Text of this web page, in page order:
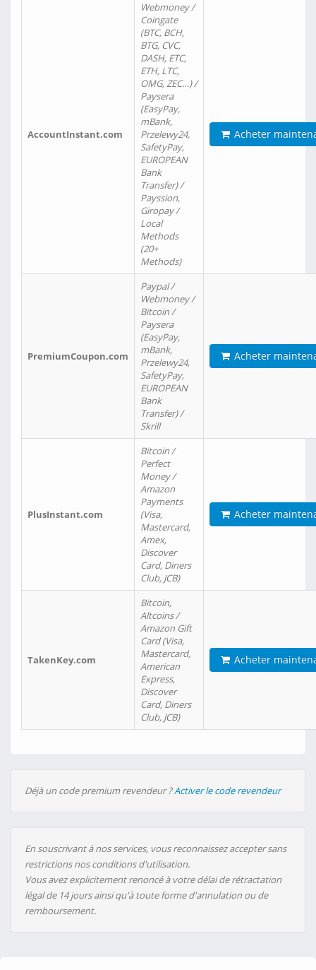
AccountInstant.com
Webmoney /
Coingate
(BTC, BCH,
BTG, CVC,
DASH, ETC,
ETH, LTC,
OMG, ZEC…) /
Paysera
(EasyPay,
mBank,
Przelewy24,
SafetyPay,
EUROPEAN
Bank
Transfer) /
Payssion,
Giropay /
Local
Methods
(20+
Methods)
Acheter
PremiumCoupon.com
Paypal /
Webmoney /
Bitcoin /
Paysera
(EasyPay,
mBank,
Przelewy24,
SafetyPay,
EUROPEAN
Bank
Transfer) /
Skrill
Acheter
PlusInstant.com
Bitcoin /
Perfect
Money /
Amazon
Payments
(Visa,
Mastercard,
Amex,
Discover
Card, Diners
Club, JCB)
Acheter
TakenKey.com
Bitcoin,
Altcoins /
Amazon Gift
Card (Visa,
Mastercard,
American
Express,
Discover
Card, Diners
Club, JCB)
Acheter
Déjà un code premium revendeur ?Activer le code revendeur
En souscrivant à nos services, vous reconnaissez accepter sans
restrictions nos conditions d'utilisation.
Vous avez explicitement renoncé à votre délai de rétractation
légal de 14 jours ainsi qu'à toute forme d'annulation ou de
remboursement.